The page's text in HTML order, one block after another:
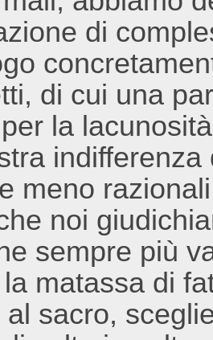
di
di cui una
la
meno
noi
sempre più
matassa di
al sacro,